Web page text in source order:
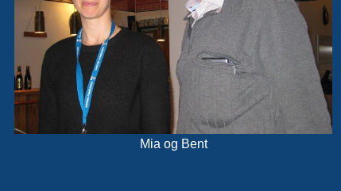
Mia og Bent